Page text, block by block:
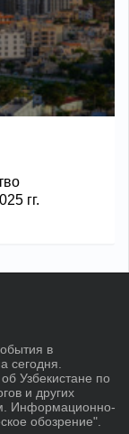
гг.
в
сегодня.
Узбекистане по
и других
Информационно-
обозрение".